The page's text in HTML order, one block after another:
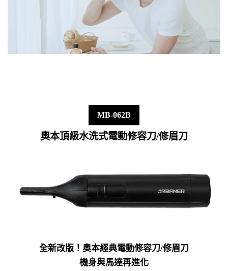
MB-062B
奧本頂級水洗式電動修容刀/修眉刀
全新改版！奧本經典電動修容刀/修眉刀
機身與馬達再進化